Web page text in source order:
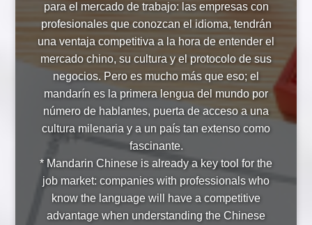
para el mercado de trabajo: las empresas con
profesionales que conozcan el idioma, tendrán
una ventaja competitiva a la hora de entender el
mercado chino, su cultura y el protocolo de sus
negocios. Pero es mucho más que eso; el
mandarín es la primera lengua del mundo por
número de hablantes, puerta de acceso a una
cultura milenaria y a un país tan extenso como
fascinante.
* Mandarin Chinese is already a key tool for the
job market: companies with professionals who
know the language will have a competitive
advantage when understanding the Chinese